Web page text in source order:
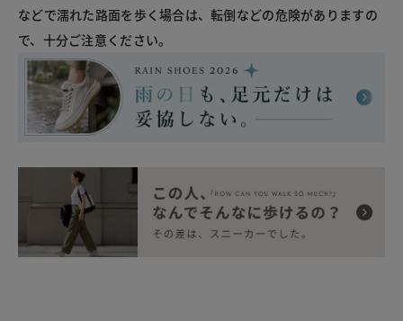
などで濡れた路面を歩く場合は、転倒などの危険がありますの